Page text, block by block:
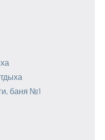
баня №1